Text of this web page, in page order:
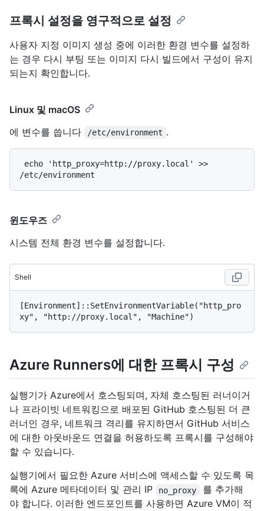
프록시 설정을 영구적으로 설정
사용자 지정 이미지 생성 중에 이러한 환경 변수를 설정하
는 경우 다시 부팅 또는 이미지 다시 빌드에서 구성이 유지
되는지 확인합니다.
Linux 및 macOS
에 변수를 씁니다
/etc/environment .
윈도우즈
시스템 전체 환경 변수를 설정합니다.
Shell
[Environment]::SetEnvironmentVariable("http_pro
Azure Runners에 대한 프록시 구성
실행기가 Azure에서 호스팅되며, 자체 호스팅된 러너이거
나 프라이빗 네트워킹으로 배포된 GitHub 호스팅된 더 큰
러너인 경우, 네트워크 격리를 유지하면서 GitHub 서비스
에 대한 아웃바운드 연결을 허용하도록 프록시를 구성해야
할 수 있습니다.
실행기에서 필요한 Azure 서비스에 액세스할 수 있도록 목
록에 Azure 메타데이터 및 관리 IP
no_proxy
를 추가해
야 합니다. 이러한 엔드포인트를 사용하면 Azure VM이 적